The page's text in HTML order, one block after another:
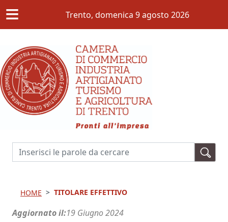
≡ Trento, domenica 9 agosto 2026
Cerca
HOME TITOLARE EFFETTIVO
Aggiornato il 19 Giugno 2024